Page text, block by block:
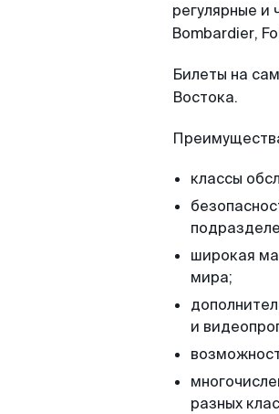
регулярные и
Bombardier,
Билеты на
Востока.
классы
широкая
мира;
и
разных